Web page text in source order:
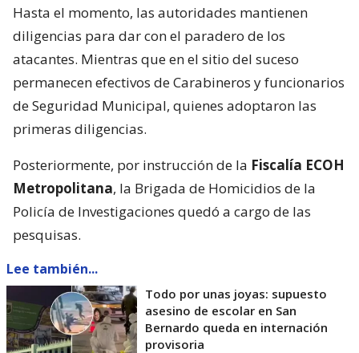
Hasta el momento, las autoridades mantienen
diligencias para dar con el paradero de los
atacantes. Mientras que en el sitio del suceso
permanecen efectivos de Carabineros y funcionarios
de Seguridad Municipal, quienes adoptaron las
primeras diligencias.
Posteriormente, por instrucción de la Fiscalía ECOH
Metropolitana, la Brigada de Homicidios de la
Policía de Investigaciones quedó a cargo de las
pesquisas.
Lee también...
Todo por unas joyas: supuesto
asesino de escolar en San
Bernardo queda en internación
provisoria